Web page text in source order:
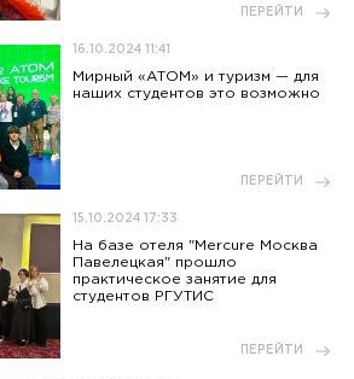
ПЕРЕЙТИ
16.10.2024 11:41
Мирный «АТОМ» и туризм — для
наших студентов это возможно
ПЕРЕЙТИ
15.10.2024 17:33
На базе отеля "Mercure Москва
Павелецкая" прошло
практическое занятие для
студентов РГУТИС
ПЕРЕЙТИ